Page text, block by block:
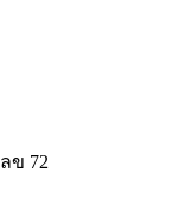
ข 72